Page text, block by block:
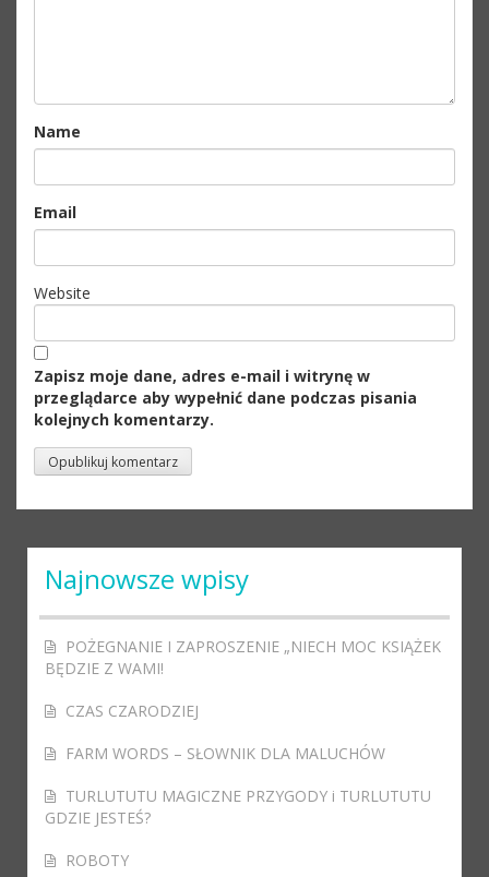
Name
Email
Website
Zapisz moje dane, adres e-mail i witrynę w
przeglądarce aby wypełnić dane podczas pisania
kolejnych komentarzy.
Najnowsze wpisy
POŻEGNANIE I ZAPROSZENIE „NIECH MOC KSIĄŻEK
BĘDZIE Z WAMI!
CZAS CZARODZIEJ
FARM WORDS – SŁOWNIK DLA MALUCHÓW
TURLUTUTU MAGICZNE PRZYGODY i TURLUTUTU
GDZIE JESTEŚ?
ROBOTY